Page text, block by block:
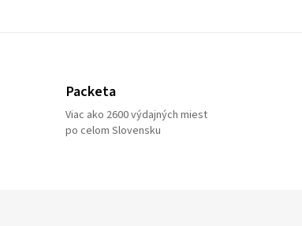
Packeta
Viac ako 2600 výdajných miest
po celom Slovensku